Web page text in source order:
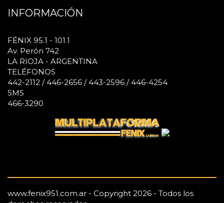
INFORMACIÓN
FÉNIX 95.1 - 101.1
Av. Perón 742
LA RIOJA - ARGENTINA
TELÉFONOS
442-2112 / 446-2656 / 443-2596 / 446-4254
SMS
466-3290
www.fenix951.com.ar - Copyright 2026 - Todos los